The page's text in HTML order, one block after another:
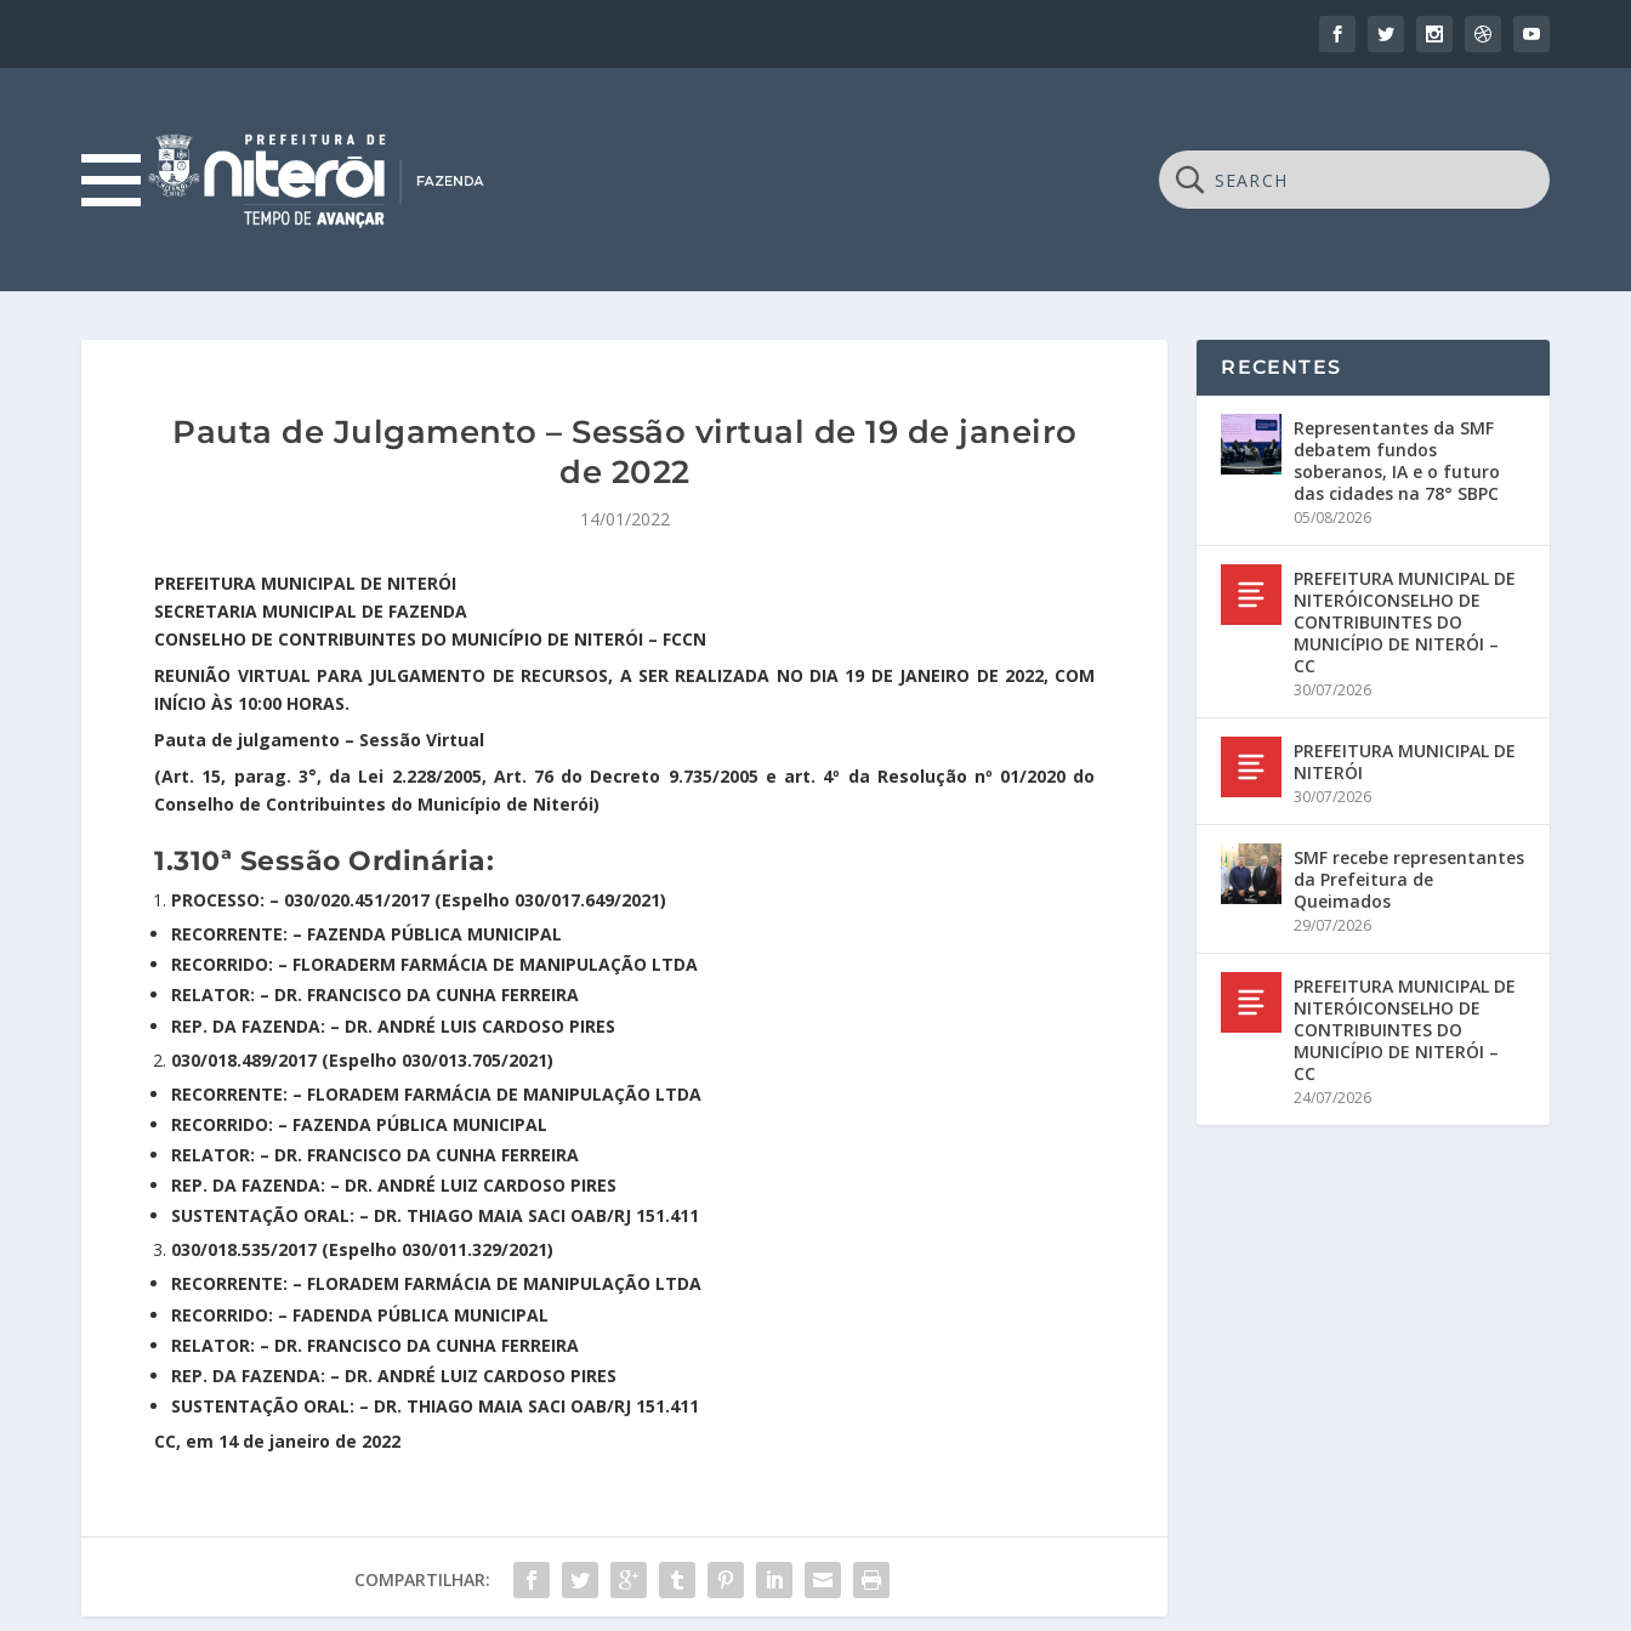
Pauta de Julgamento – Sessão virtual de 19 de janeiro
de 2022
14/01/2022
PREFEITURA MUNICIPAL DE NITERÓI
SECRETARIA MUNICIPAL DE FAZENDA
CONSELHO DE CONTRIBUINTES DO MUNICÍPIO DE NITERÓI – FCCN
REUNIÃO VIRTUAL PARA JULGAMENTO DE RECURSOS, A SER REALIZADA NO DIA 19 DE JANEIRO DE 2022, COM
INÍCIO ÀS 10:00 HORAS.
Pauta de julgamento – Sessão Virtual
(Art. 15, parag. 3°, da Lei 2.228/2005, Art. 76 do Decreto 9.735/2005 e art. 4º da Resolução nº 01/2020 do
Conselho de Contribuintes do Município de Niterói)
1.310ª Sessão Ordinária:
PROCESSO: – 030/020.451/2017 (Espelho 030/017.649/2021)
RECORRENTE: – FAZENDA PÚBLICA MUNICIPAL
RECORRIDO: – FLORADERM FARMÁCIA DE MANIPULAÇÃO LTDA
RELATOR: – DR. FRANCISCO DA CUNHA FERREIRA
REP. DA FAZENDA: – DR. ANDRÉ LUIS CARDOSO PIRES
030/018.489/2017 (Espelho 030/013.705/2021)
RECORRENTE: – FLORADEM FARMÁCIA DE MANIPULAÇÃO LTDA
RECORRIDO: – FAZENDA PÚBLICA MUNICIPAL
RELATOR: – DR. FRANCISCO DA CUNHA FERREIRA
REP. DA FAZENDA: – DR. ANDRÉ LUIZ CARDOSO PIRES
SUSTENTAÇÃO ORAL: – DR. THIAGO MAIA SACI OAB/RJ 151.411
030/018.535/2017 (Espelho 030/011.329/2021)
RECORRENTE: – FLORADEM FARMÁCIA DE MANIPULAÇÃO LTDA
RECORRIDO: – FADENDA PÚBLICA MUNICIPAL
RELATOR: – DR. FRANCISCO DA CUNHA FERREIRA
REP. DA FAZENDA: – DR. ANDRÉ LUIZ CARDOSO PIRES
SUSTENTAÇÃO ORAL: – DR. THIAGO MAIA SACI OAB/RJ 151.411
CC, em 14 de janeiro de 2022
COMPARTILHAR:
RECENTES
Representantes da SMF
debatem fundos
soberanos, IA e o futuro
das cidades na 78° SBPC
05/08/2026
PREFEITURA MUNICIPAL DE
NITERÓICONSELHO DE
CONTRIBUINTES DO
MUNICÍPIO DE NITERÓI –
CC
30/07/2026
PREFEITURA MUNICIPAL DE
NITERÓI
30/07/2026
SMF recebe representantes
da Prefeitura de
Queimados
29/07/2026
PREFEITURA MUNICIPAL DE
NITERÓICONSELHO DE
CONTRIBUINTES DO
MUNICÍPIO DE NITERÓI –
CC
24/07/2026